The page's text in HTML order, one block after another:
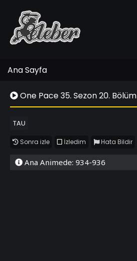
Ana Sayfa
One Pace 35. Sezon 20. Bölüm
TAU
Sonra izle İzledim Hata Bildir
Ana Animede: 934-936